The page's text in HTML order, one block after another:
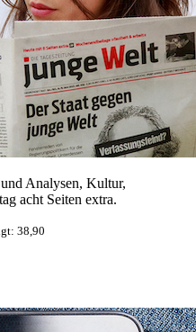
Analysen, Kultur,
acht Seiten extra.
38,90